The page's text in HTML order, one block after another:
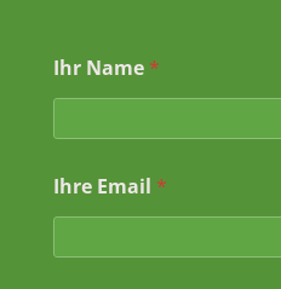
Ihr Name *
Ihre Email *